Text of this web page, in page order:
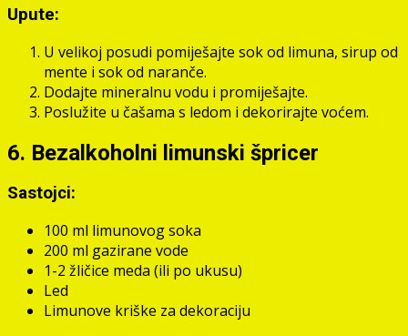
Upute:
U velikoj posudi pomiješajte sok od limuna, sirup od
mente i sok od naranče.
Dodajte mineralnu vodu i promiješajte.
Poslužite u čašama s ledom i dekorirajte voćem.
6. Bezalkoholni limunski špricer
Sastojci:
100 ml limunovog soka
200 ml gazirane vode
1-2 žličice meda (ili po ukusu)
Led
Limunove kriške za dekoraciju